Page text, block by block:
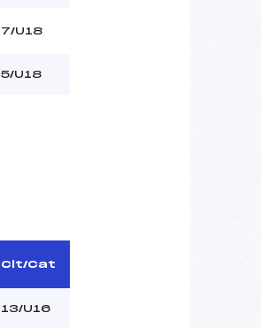
7/U18
5/U18
Clt/Cat
13/U16